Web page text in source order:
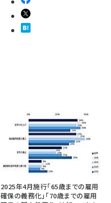
2025年4月施行「65歳までの雇用
確保の義務化」「70歳までの雇用